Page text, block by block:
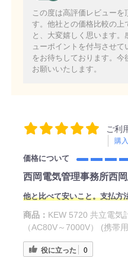
この度は高評価レビューを
す。他社との価格比較の上
と、大変嬉しく思います
ューポイントを付与させ
をお待ちしております。今
お願いいたします。
ご利
購
価格について
西岡電気管理事務所西岡
他と比べて安いこと。支払方
商品： KEW 5720 共立電気
（AC80V～7000V） (携帯
役に立った 0